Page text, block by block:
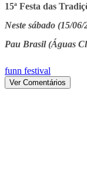
15ª Festa das
Neste sábado (15/
Pau Brasil (Águas
funn festival
Ver Comentários